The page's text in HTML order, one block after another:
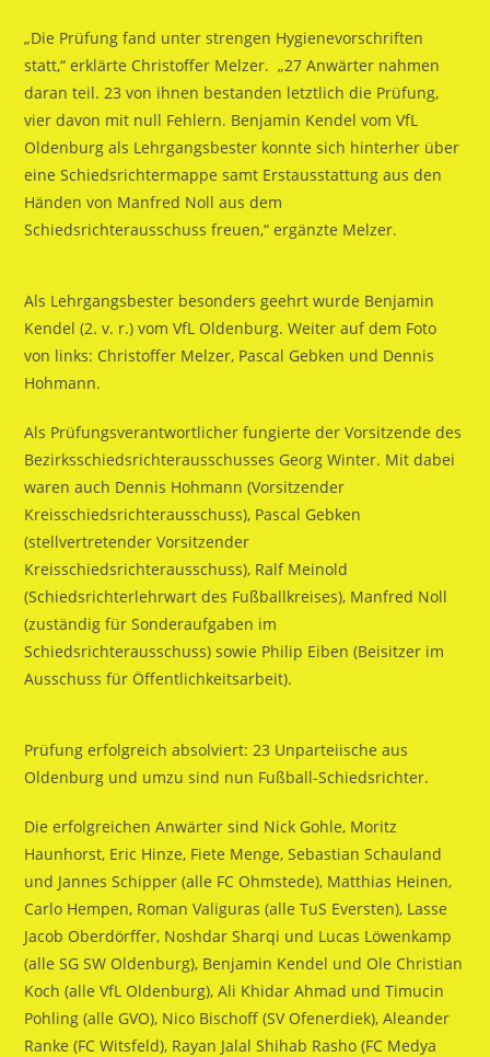
„Die Prüfung fand unter strengen Hygienevorschriften
statt,“ erklärte Christoffer Melzer. „27 Anwärter nahmen
daran teil. 23 von ihnen bestanden letztlich die Prüfung,
vier davon mit null Fehlern. Benjamin Kendel vom VfL
Oldenburg als Lehrgangsbester konnte sich hinterher über
eine Schiedsrichtermappe samt Erstausstattung aus den
Händen von Manfred Noll aus dem
Schiedsrichterausschuss freuen,“ ergänzte Melzer.
Als Lehrgangsbester besonders geehrt wurde Benjamin
Kendel (2. v. r.) vom VfL Oldenburg. Weiter auf dem Foto
von links: Christoffer Melzer, Pascal Gebken und Dennis
Hohmann.
Als Prüfungsverantwortlicher fungierte der Vorsitzende des
Bezirksschiedsrichterausschusses Georg Winter. Mit dabei
waren auch Dennis Hohmann (Vorsitzender
Kreisschiedsrichterausschuss), Pascal Gebken
(stellvertretender Vorsitzender
Kreisschiedsrichterausschuss), Ralf Meinold
(Schiedsrichterlehrwart des Fußballkreises), Manfred Noll
(zuständig für Sonderaufgaben im
Schiedsrichterausschuss) sowie Philip Eiben (Beisitzer im
Ausschuss für Öffentlichkeitsarbeit).
Prüfung erfolgreich absolviert: 23 Unparteiische aus
Oldenburg und umzu sind nun Fußball-Schiedsrichter.
Die erfolgreichen Anwärter sind Nick Gohle, Moritz
Haunhorst, Eric Hinze, Fiete Menge, Sebastian Schauland
und Jannes Schipper (alle FC Ohmstede), Matthias Heinen,
Carlo Hempen, Roman Valiguras (alle TuS Eversten), Lasse
Jacob Oberdörffer, Noshdar Sharqi und Lucas Löwenkamp
(alle SG SW Oldenburg), Benjamin Kendel und Ole Christian
Koch (alle VfL Oldenburg), Ali Khidar Ahmad und Timucin
Pohling (alle GVO), Nico Bischoff (SV Ofenerdiek), Aleander
Ranke (FC Witsfeld), Rayan Jalal Shihab Rasho (FC Medya